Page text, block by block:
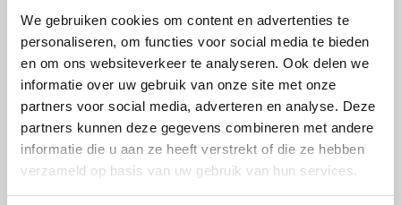
We gebruiken cookies om content en advertenties te
personaliseren, om functies voor social media te bieden
en om ons websiteverkeer te analyseren. Ook delen we
informatie over uw gebruik van onze site met onze
partners voor social media, adverteren en analyse. Deze
partners kunnen deze gegevens combineren met andere
informatie die u aan ze heeft verstrekt of die ze hebben
verzameld op basis van uw gebruik van hun services.
Het volledige aanbod vind jehier.
Handelingsgericht coachen van
professionals en teams
Effectief beïnvloeden in zorg
en onderwijs